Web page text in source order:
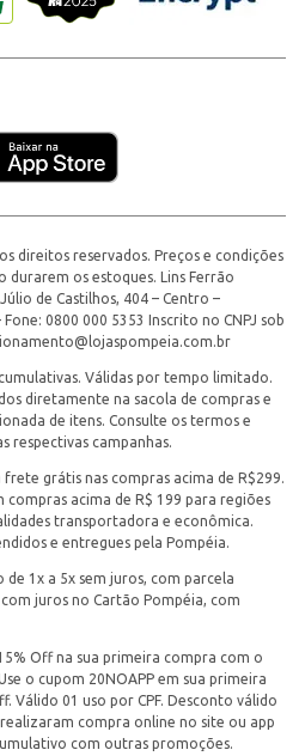
direitos reservados. Preços e condições
os estoques. Lins Ferrão
de Castilhos, 404 – Centro –
Fone: 0800 000 5353 Inscrito no CNPJ sob
Válidas por tempo limitado.
diretamente na sacola de compras e
de itens. Consulte os termos e
respectivas campanhas.
frete grátis nas compras acima de R$299.
compras acima de R$ 199 para regiões
transportadora e econômica.
e entregues pela Pompéia.
de 1x a 5x sem juros, com parcela
juros no Cartão Pompéia, com
Off na sua primeira compra com o
o cupom 20NOAPP em sua primeira
Válido 01 uso por CPF. Desconto válido
compra online no site ou app
com outras promoções.